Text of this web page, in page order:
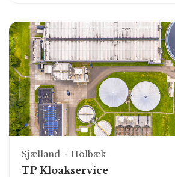
Sjælland Holbæk
TP Kloakservice